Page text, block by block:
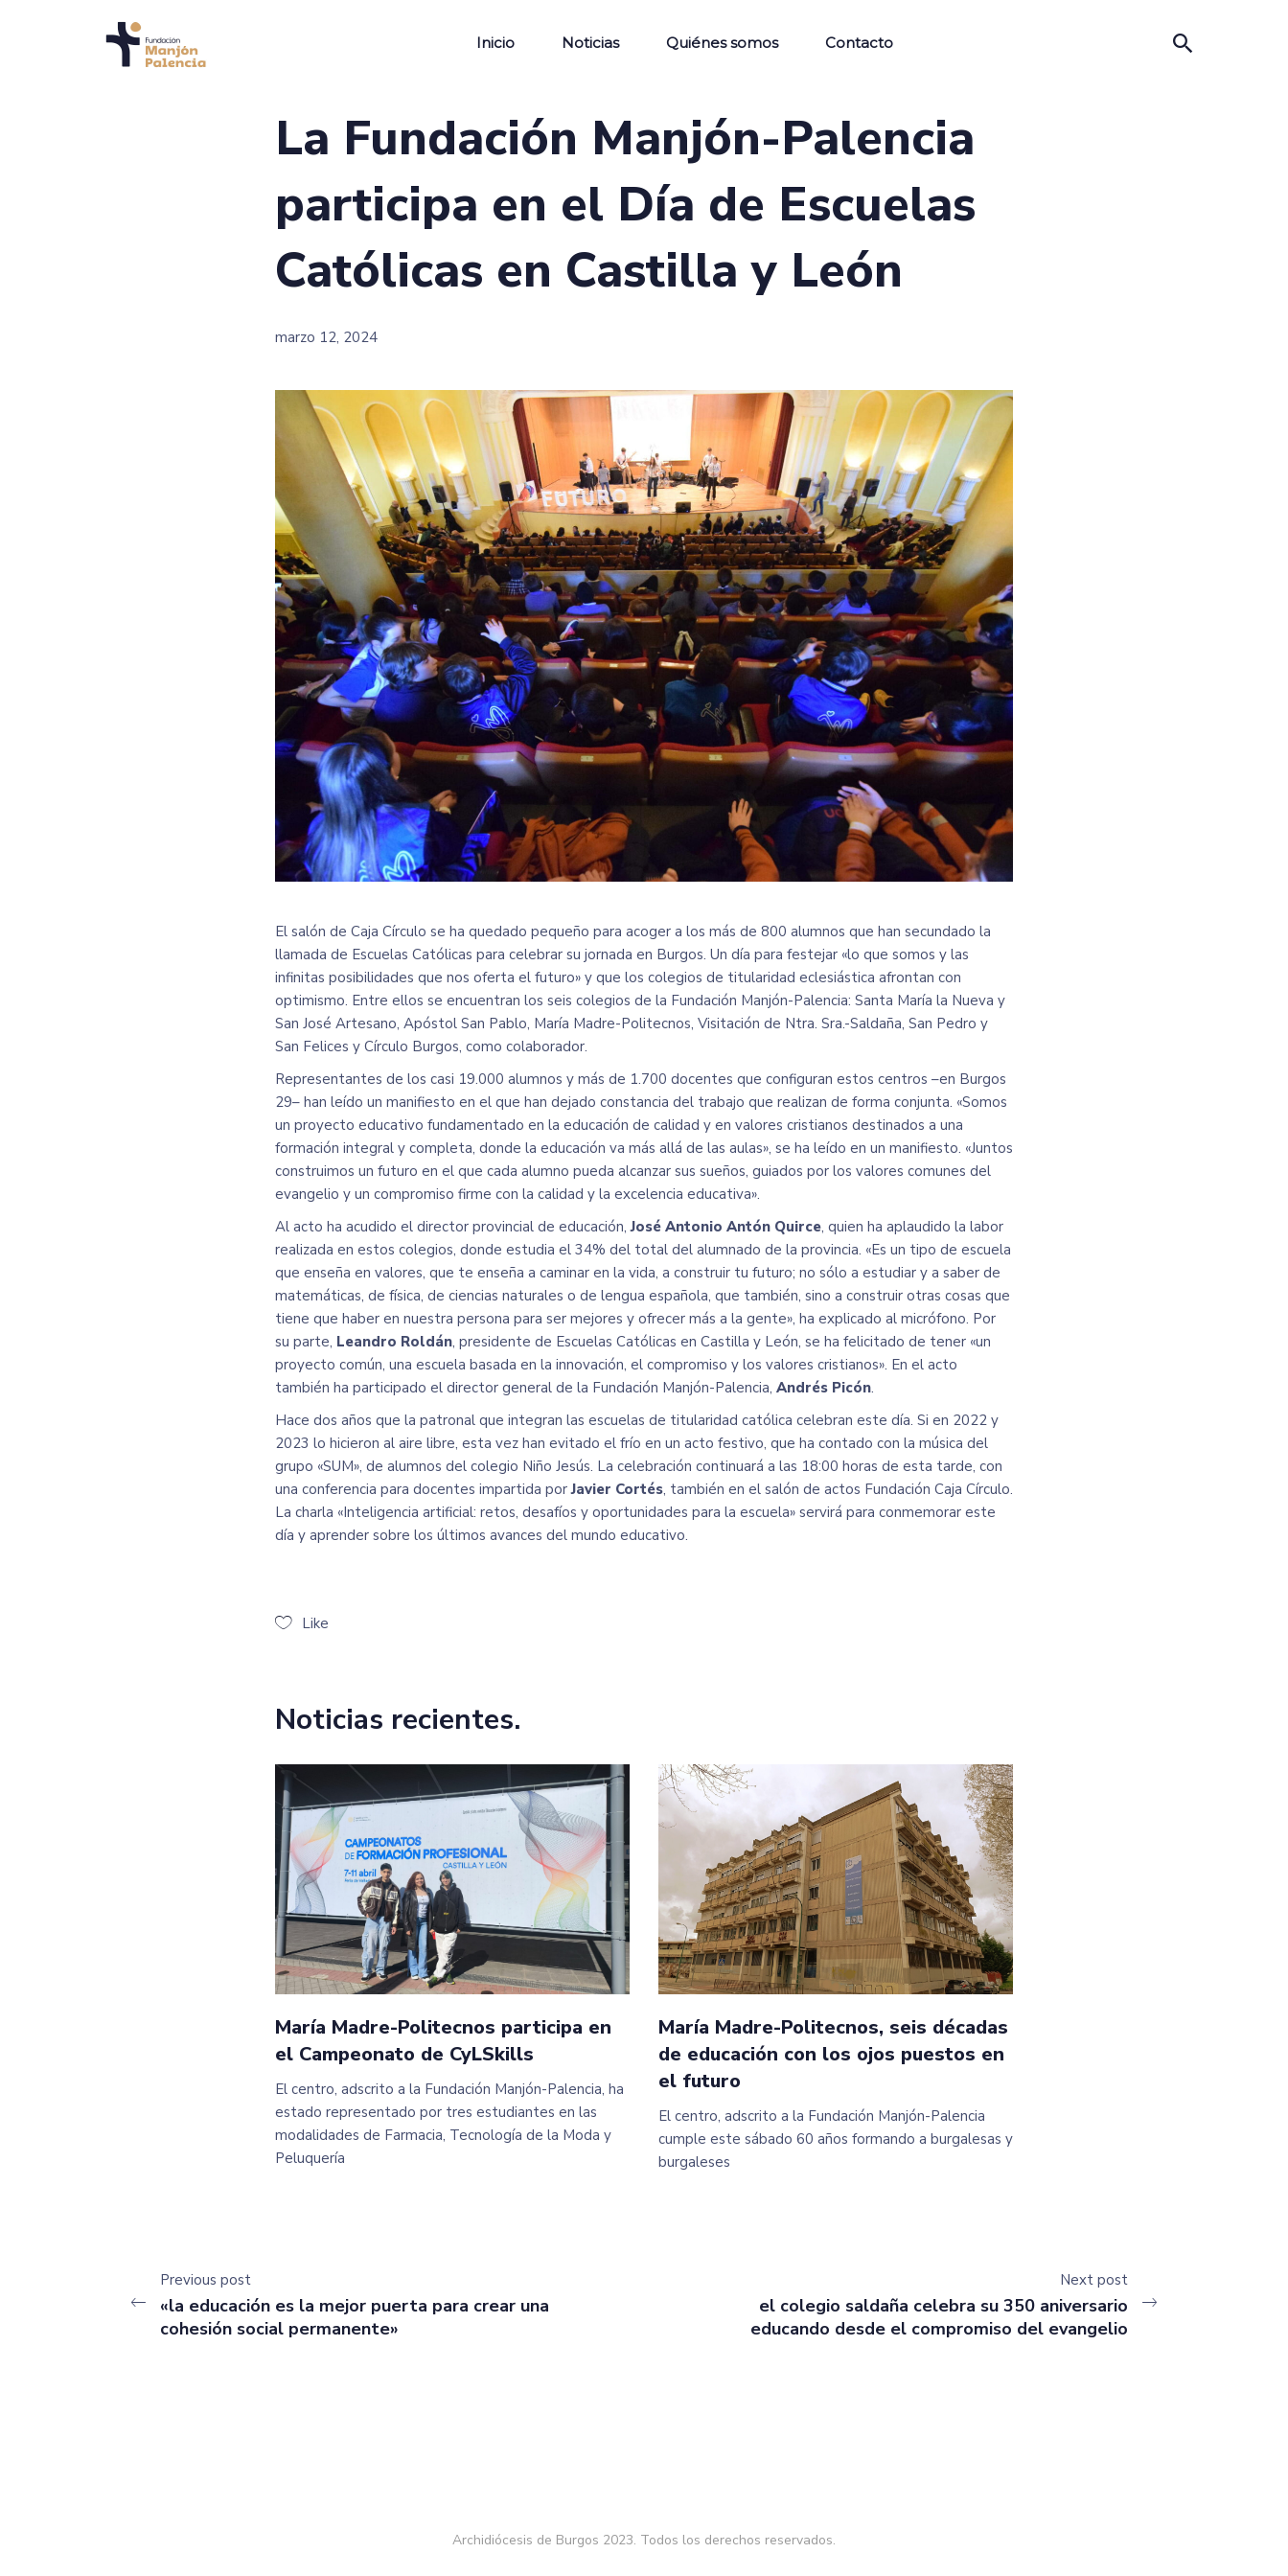
Inicio Noticias Quiénes somos Contacto
La Fundación Manjón-Palencia
participa en el Día de Escuelas
Católicas en Castilla y León
marzo 12, 2024
El salón de Caja Círculo se ha quedado pequeño para acoger a los más de 800 alumnos que han secundado la
llamada de Escuelas Católicas para celebrar su jornada en Burgos. Un día para festejar «lo que somos y las
infinitas posibilidades que nos oferta el futuro» y que los colegios de titularidad eclesiástica afrontan con
optimismo. Entre ellos se encuentran los seis colegios de la Fundación Manjón-Palencia: Santa María la Nueva y
San José Artesano, Apóstol San Pablo, María Madre-Politecnos, Visitación de Ntra. Sra.-Saldaña, San Pedro y
San Felices y Círculo Burgos, como colaborador.
Representantes de los casi 19.000 alumnos y más de 1.700 docentes que configuran estos centros –en Burgos
29– han leído un manifiesto en el que han dejado constancia del trabajo que realizan de forma conjunta. «Somos
un proyecto educativo fundamentado en la educación de calidad y en valores cristianos destinados a una
formación integral y completa, donde la educación va más allá de las aulas», se ha leído en un manifiesto. «Juntos
construimos un futuro en el que cada alumno pueda alcanzar sus sueños, guiados por los valores comunes del
evangelio y un compromiso firme con la calidad y la excelencia educativa».
Al acto ha acudido el director provincial de educación,José Antonio Antón Quirce, quien ha aplaudido la labor
realizada en estos colegios, donde estudia el 34% del total del alumnado de la provincia. «Es un tipo de escuela
que enseña en valores, que te enseña a caminar en la vida, a construir tu futuro; no sólo a estudiar y a saber de
matemáticas, de física, de ciencias naturales o de lengua española, que también, sino a construir otras cosas que
tiene que haber en nuestra persona para ser mejores y ofrecer más a la gente», ha explicado al micrófono. Por
su parte, Leandro Roldán, presidente de Escuelas Católicas en Castilla y León, se ha felicitado de tener «un
proyecto común, una escuela basada en la innovación, el compromiso y los valores cristianos». En el acto
también ha participado el director general de la Fundación Manjón-Palencia, Andrés Picón.
Hace dos años que la patronal que integran las escuelas de titularidad católica celebran este día. Si en 2022 y
2023 lo hicieron al aire libre, esta vez han evitado el frío en un acto festivo, que ha contado con la música del
grupo «SUM», de alumnos del colegio Niño Jesús. La celebración continuará a las 18:00 horas de esta tarde, con
una conferencia para docentes impartida porJavier Cortés, también en el salón de actos Fundación Caja Círculo.
La charla «Inteligencia artificial: retos, desafíos y oportunidades para la escuela» servirá para conmemorar este
día y aprender sobre los últimos avances del mundo educativo.
Like
Noticias recientes.
María Madre-Politecnos participa en
el Campeonato de CyLSkills
El centro, adscrito a la Fundación Manjón-Palencia, ha
estado representado por tres estudiantes en las
modalidades de Farmacia, Tecnología de la Moda y
Peluquería
María Madre-Politecnos, seis décadas
de educación con los ojos puestos en
el futuro
El centro, adscrito a la Fundación Manjón-Palencia
cumple este sábado 60 años formando a burgalesas y
burgaleses
Previous post
«la educación es la mejor puerta para crear una
cohesión social permanente»
Next post
el colegio saldaña celebra su 350 aniversario
educando desde el compromiso del evangelio
Archidiócesis de Burgos 2023. Todos los derechos reservados.